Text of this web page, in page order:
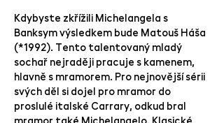
Kdybyste zkřížili Michelangela s
Banksym výsledkem bude Matouš Háša
(*1992). Tento talentovaný mladý
sochař nejraději pracuje s kamenem,
hlavně s mramorem. Pro nejnovější sérii
svých děl si dojel pro mramor do
proslulé italské Carrary, odkud bral
mramor také Michelangelo. Klasické